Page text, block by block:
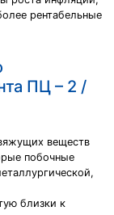
рентабельные
ПЦ – 2 /
веществ
побочные
близки к